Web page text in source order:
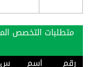
متطلبات
رقم اسم